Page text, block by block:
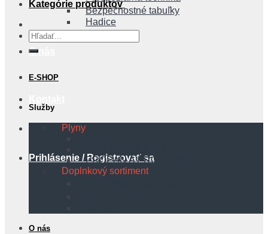
Bezpečnostné tabuľky
Hadice
O nás
Prihlásenie / Registrovať sa
Kategórie produktov
Hľadať:
E-SHOP
Služby
Plyny
PROPÁN A PROPÁN BUTÁN
Doplnkový sortiment
O nás